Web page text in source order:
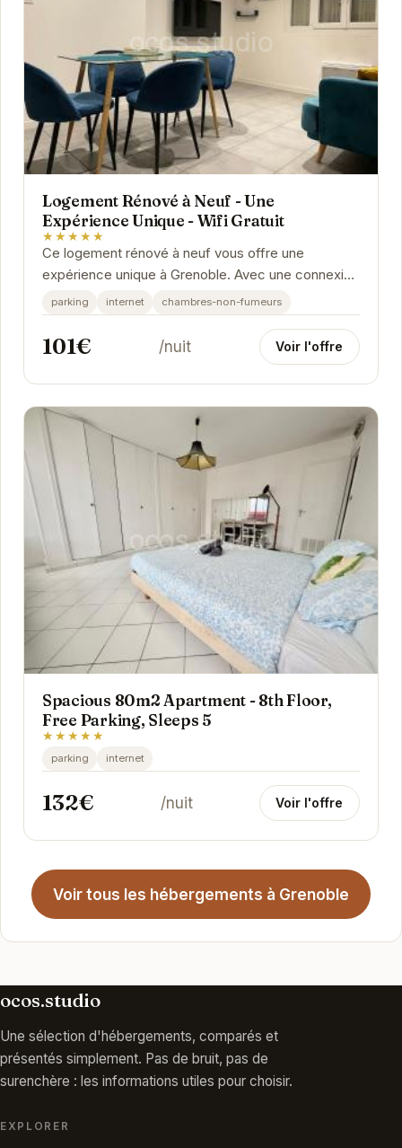
Logement Rénové à Neuf - Une
Expérience Unique - Wifi Gratuit
★★★★★
Ce logement rénové à neuf vous offre une
expérience unique à Grenoble. Avec une connexion
Wifi gratuite, vous pourrez rester connecté tout
au...
parking internet chambres-non-fumeurs
101€ /nuit Voir l'offre
Spacious 80m2 Apartment - 8th Floor,
Free Parking, Sleeps 5
★★★★★
parking internet
132€ /nuit Voir l'offre
Voir tous les hébergements à Grenoble
ocos.studio
Une sélection d'hébergements, comparés et
présentés simplement. Pas de bruit, pas de
surenchère : les informations utiles pour choisir.
EXPLORER